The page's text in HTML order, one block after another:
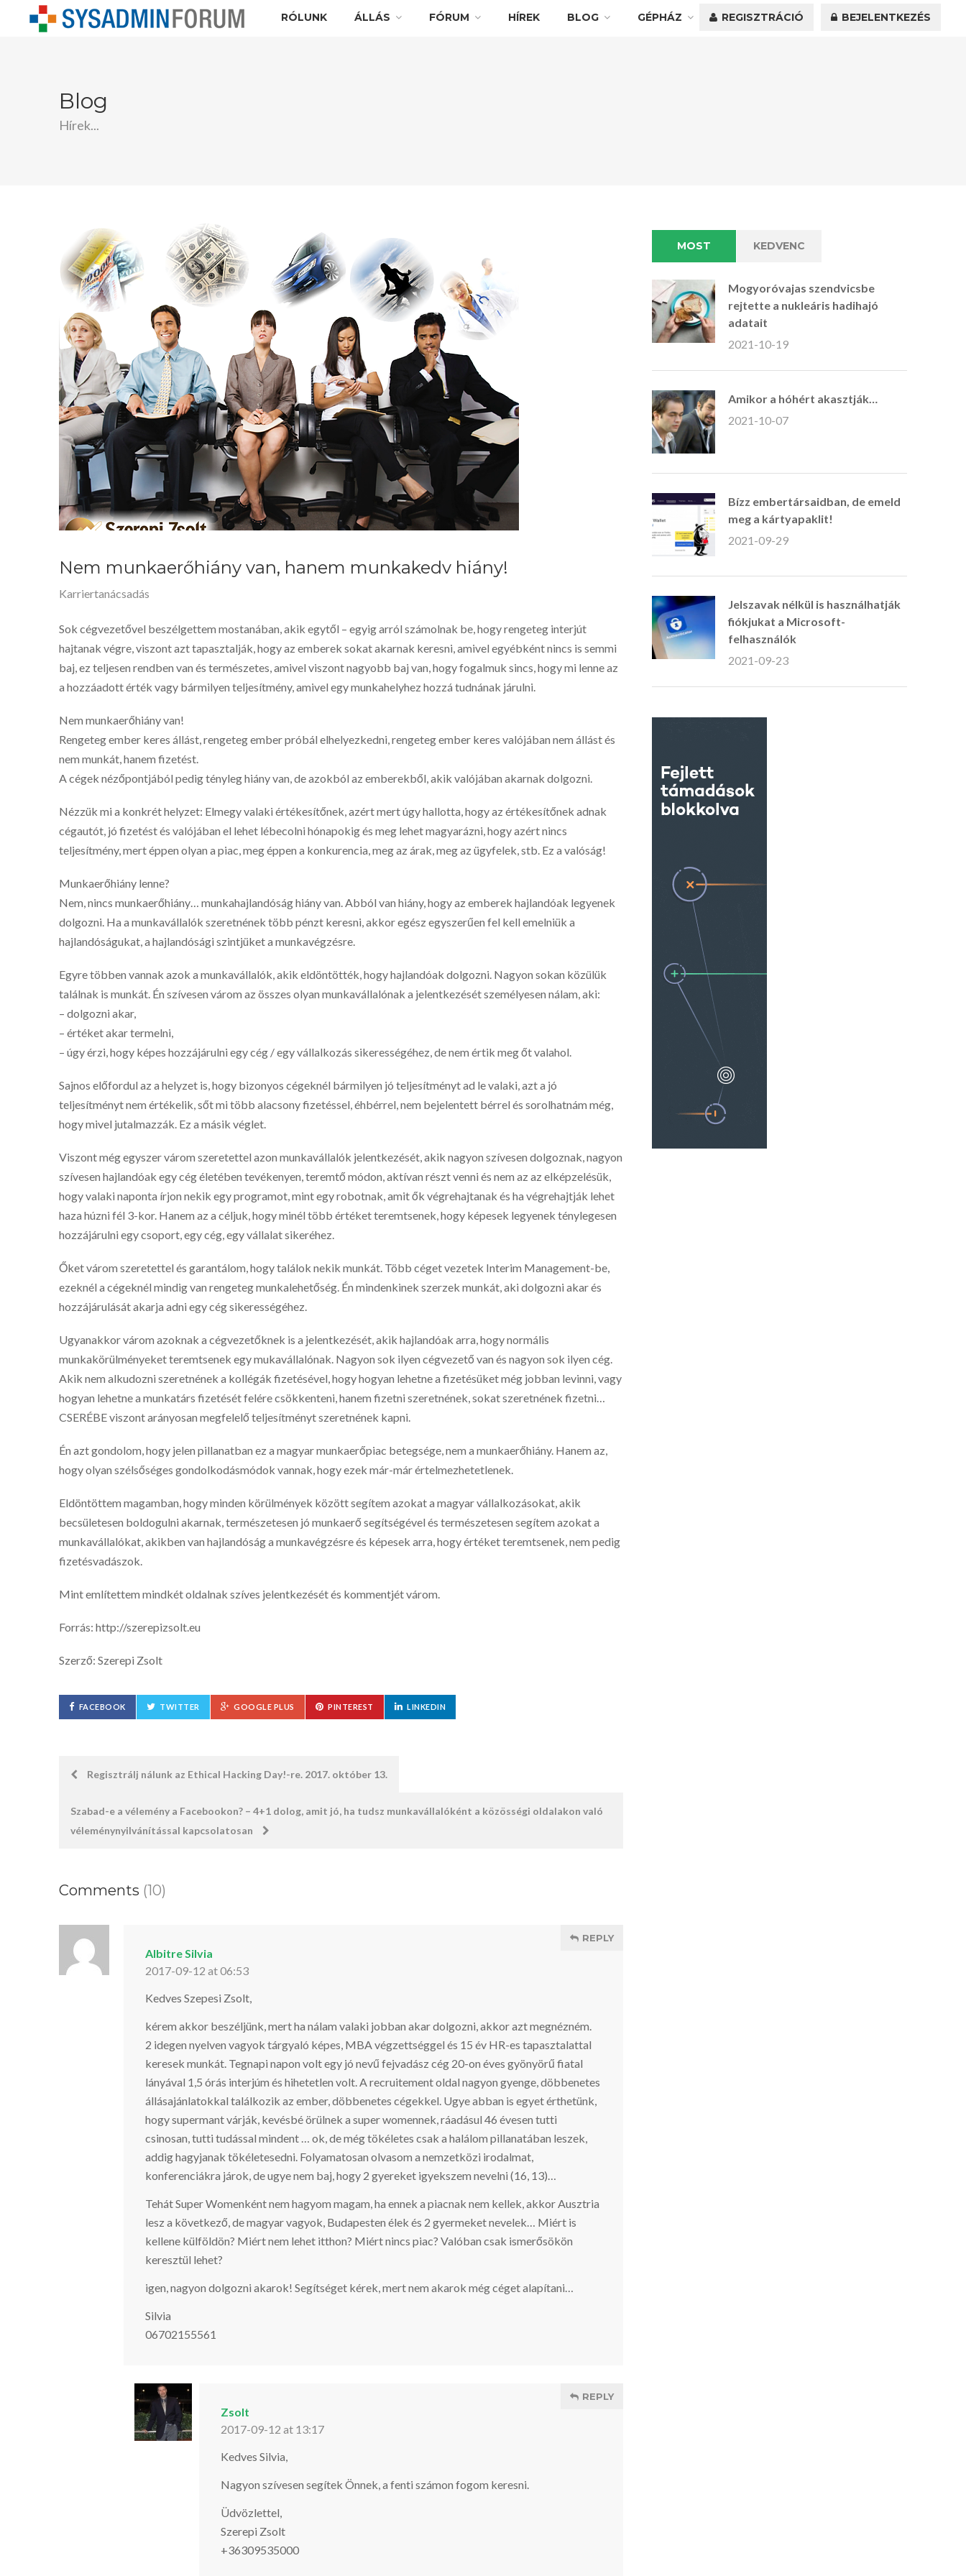
RÓLUNK ÁLLÁS FÓRUM HÍREK BLOG GÉPHÁZ REGISZTRÁCIÓ BEJELENTKEZÉS
Blog
Hírek...
Nem munkaerőhiány van, hanem munkakedv hiány!
Karriertanácsadás
Sok cégvezetővel beszélgettem mostanában, akik egytől – egyig arról számolnak be, hogy rengeteg interjút
hajtanak végre, viszont azt tapasztalják, hogy az emberek sokat akarnak keresni, amivel egyébként nincs is semmi
baj, ez teljesen rendben van és természetes, amivel viszont nagyobb baj van, hogy fogalmuk sincs, hogy mi lenne az
a hozzáadott érték vagy bármilyen teljesítmény, amivel egy munkahelyhez hozzá tudnának járulni.
Nem munkaerőhiány van!
Rengeteg ember keres állást, rengeteg ember próbál elhelyezkedni, rengeteg ember keres valójában nem állást és
nem munkát, hanem fizetést.
A cégek nézőpontjából pedig tényleg hiány van, de azokból az emberekből, akik valójában akarnak dolgozni.
Nézzük mi a konkrét helyzet: Elmegy valaki értékesítőnek, azért mert úgy hallotta, hogy az értékesítőnek adnak
cégautót, jó fizetést és valójában el lehet lébecolni hónapokig és meg lehet magyarázni, hogy azért nincs
teljesítmény, mert éppen olyan a piac, meg éppen a konkurencia, meg az árak, meg az ügyfelek, stb. Ez a valóság!
Munkaerőhiány lenne?
Nem, nincs munkaerőhiány… munkahajlandóság hiány van. Abból van hiány, hogy az emberek hajlandóak legyenek
dolgozni. Ha a munkavállalók szeretnének több pénzt keresni, akkor egész egyszerűen fel kell emelniük a
hajlandóságukat, a hajlandósági szintjüket a munkavégzésre.
Egyre többen vannak azok a munkavállalók, akik eldöntötték, hogy hajlandóak dolgozni. Nagyon sokan közülük
találnak is munkát. Én szívesen várom az összes olyan munkavállalónak a jelentkezését személyesen nálam, aki:
– dolgozni akar,
– értéket akar termelni,
– úgy érzi, hogy képes hozzájárulni egy cég / egy vállalkozás sikerességéhez, de nem értik meg őt valahol.
Sajnos előfordul az a helyzet is, hogy bizonyos cégeknél bármilyen jó teljesítményt ad le valaki, azt a jó
teljesítményt nem értékelik, sőt mi több alacsony fizetéssel, éhbérrel, nem bejelentett bérrel és sorolhatnám még,
hogy mivel jutalmazzák. Ez a másik véglet.
Viszont még egyszer várom szeretettel azon munkavállalók jelentkezését, akik nagyon szívesen dolgoznak, nagyon
szívesen hajlandóak egy cég életében tevékenyen, teremtő módon, aktívan részt venni és nem az az elképzelésük,
hogy valaki naponta írjon nekik egy programot, mint egy robotnak, amit ők végrehajtanak és ha végrehajtják lehet
haza húzni fél 3-kor. Hanem az a céljuk, hogy minél több értéket teremtsenek, hogy képesek legyenek ténylegesen
hozzájárulni egy csoport, egy cég, egy vállalat sikeréhez.
Őket várom szeretettel és garantálom, hogy találok nekik munkát. Több céget vezetek Interim Management-be,
ezeknél a cégeknél mindig van rengeteg munkalehetőség. Én mindenkinek szerzek munkát, aki dolgozni akar és
hozzájárulását akarja adni egy cég sikerességéhez.
Ugyanakkor várom azoknak a cégvezetőknek is a jelentkezését, akik hajlandóak arra, hogy normális
munkakörülményeket teremtsenek egy mukavállalónak. Nagyon sok ilyen cégvezető van és nagyon sok ilyen cég.
Akik nem alkudozni szeretnének a kollégák fizetésével, hogy hogyan lehetne a fizetésüket még jobban levinni, vagy
hogyan lehetne a munkatárs fizetését felére csökkenteni, hanem fizetni szeretnének, sokat szeretnének fizetni…
CSERÉBE viszont arányosan megfelelő teljesítményt szeretnének kapni.
Én azt gondolom, hogy jelen pillanatban ez a magyar munkaerőpiac betegsége, nem a munkaerőhiány. Hanem az,
hogy olyan szélsőséges gondolkodásmódok vannak, hogy ezek már-már értelmezhetetlenek.
Eldöntöttem magamban, hogy minden körülmények között segítem azokat a magyar vállalkozásokat, akik
becsületesen boldogulni akarnak, természetesen jó munkaerő segítségével és természetesen segítem azokat a
munkavállalókat, akikben van hajlandóság a munkavégzésre és képesek arra, hogy értéket teremtsenek, nem pedig
fizetésvadászok.
Mint említettem mindkét oldalnak szíves jelentkezését és kommentjét várom.
Forrás: http://szerepizsolt.eu
Szerző: Szerepi Zsolt
FACEBOOK TWITTER GOOGLE PLUS PINTEREST LINKEDIN
Post
navigation
Regisztrálj nálunk az Ethical Hacking Day!-re. 2017. október 13.
Szabad-e a vélemény a Facebookon? – 4+1 dolog, amit jó, ha tudsz munkavállalóként a közösségi oldalakon való
véleménynyilvánítással kapcsolatosan
Comments (10)
Albitre Silvia
2017-09-12 at 06:53
REPLY
Kedves Szepesi Zsolt,
kérem akkor beszéljünk, mert ha nálam valaki jobban akar dolgozni, akkor azt megnézném.
2 idegen nyelven vagyok tárgyaló képes, MBA végzettséggel és 15 év HR-es tapasztalattal
keresek munkát. Tegnapi napon volt egy jó nevű fejvadász cég 20-on éves gyönyörű fiatal
lányával 1,5 órás interjúm és hihetetlen volt. A recruitement oldal nagyon gyenge, döbbenetes
állásajánlatokkal találkozik az ember, döbbenetes cégekkel. Ugye abban is egyet érthetünk,
hogy supermant várják, kevésbé örülnek a super womennek, ráadásul 46 évesen tutti
csinosan, tutti tudással mindent … ok, de még tökéletes csak a halálom pillanatában leszek,
addig hagyjanak tökéletesedni. Folyamatosan olvasom a nemzetközi irodalmat,
konferenciákra járok, de ugye nem baj, hogy 2 gyereket igyekszem nevelni (16, 13)…
Tehát Super Womenként nem hagyom magam, ha ennek a piacnak nem kellek, akkor Ausztria
lesz a következő, de magyar vagyok, Budapesten élek és 2 gyermeket nevelek… Miért is
kellene külföldön? Miért nem lehet itthon? Miért nincs piac? Valóban csak ismerősökön
keresztül lehet?
igen, nagyon dolgozni akarok! Segítséget kérek, mert nem akarok még céget alapítani…
Silvia
06702155561
Zsolt
2017-09-12 at 13:17
REPLY
Kedves Silvia,
Nagyon szívesen segítek Önnek, a fenti számon fogom keresni.
Üdvözlettel,
Szerepi Zsolt
+36309535000
MOST KEDVENC
Mogyoróvajas szendvicsbe
rejtette a nukleáris hadihajó
adatait
2021-10-19
Amikor a hóhért akasztják…
2021-10-07
Bízz embertársaidban, de emeld
meg a kártyapaklit!
2021-09-29
Jelszavak nélkül is használhatják
fiókjukat a Microsoft-
felhasználók
2021-09-23